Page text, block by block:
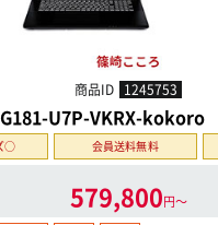
商品ID 1245753
U7P-VKRX-kokoro
○ 会員送料無料
579,800円〜